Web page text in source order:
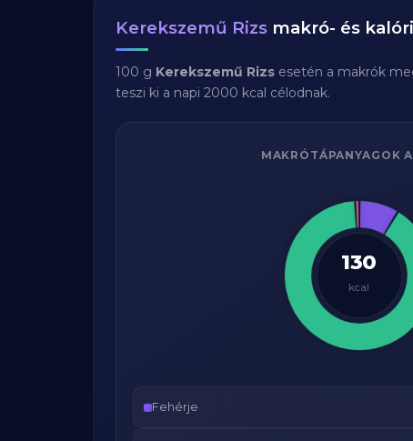
Kerekszemű Rizs makró- és
100 g Kerekszemű Rizs esetén a makrók
teszi ki a napi 2000 kcal célodnak.
MAKRÓTÁPANYAGOK
130
kcal
Fehérje